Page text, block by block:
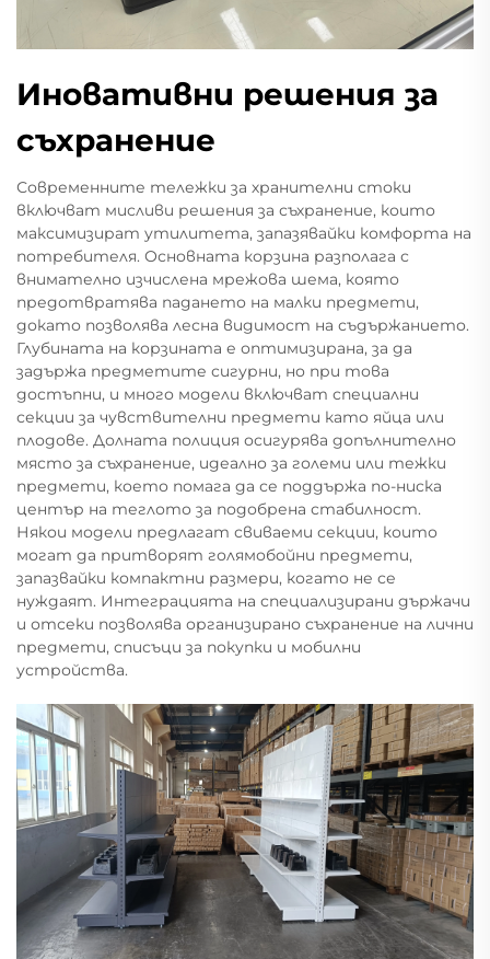
Иновативни решения за
съхранение
Современните тележки за хранителни стоки
включват мисливи решения за съхранение, които
максимизират утилитета, запазявайки комфорта на
потребителя. Основната корзина разполага с
внимателно изчислена мрежова шема, която
предотвратява падането на малки предмети,
докато позволява лесна видимост на съдържанието.
Глубината на корзината е оптимизирана, за да
задържа предметите сигурни, но при това
достъпни, и много модели включват специални
секции за чувствителни предмети като яйца или
плодове. Долната полиция осигурява допълнително
място за съхранение, идеално за големи или тежки
предмети, което помага да се поддържа по-ниска
център на теглото за подобрена стабилност.
Някои модели предлагат свиваеми секции, които
могат да притворят голямобойни предмети,
запазвайки компактни размери, когато не се
нуждаят. Интеграцията на специализирани държачи
и отсеки позволява организирано съхранение на лични
предмети, списъци за покупки и мобилни
устройства.